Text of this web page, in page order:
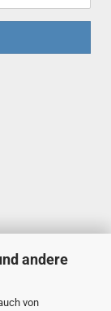
andere
von